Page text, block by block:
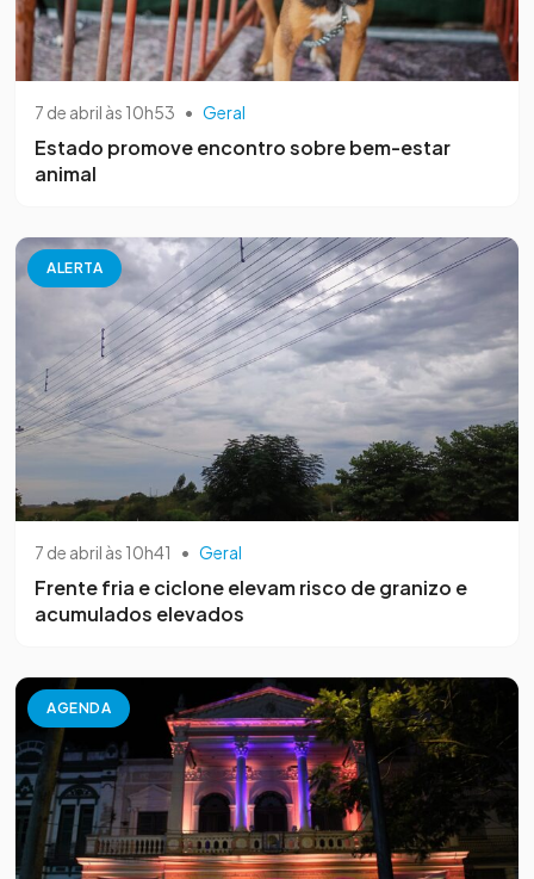
7 de abril às 10h53 • Geral
Estado promove encontro sobre bem-estar
animal
ALERTA
7 de abril às 10h41 • Geral
Frente fria e ciclone elevam risco de granizo e
acumulados elevados
AGENDA